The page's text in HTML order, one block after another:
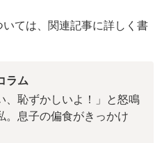
ては、関連記事に詳しく書
ラム
、恥ずかしいよ！」と怒鳴
。息子の偏食がきっかけ